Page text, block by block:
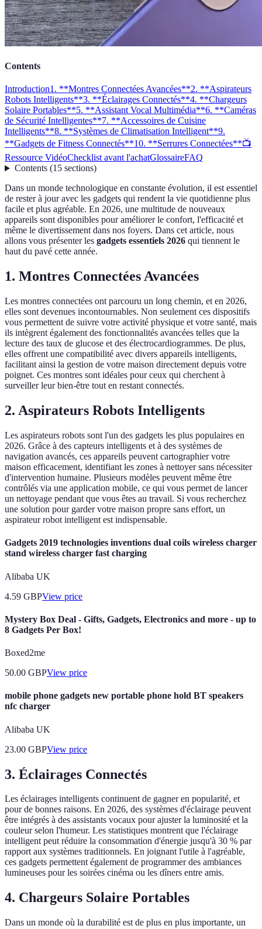
Contents
Introduction1. **Montres Connectées Avancées**2. **Aspirateurs
Robots Intelligents**3. **Éclairages Connectés**4. **Chargeurs
Solaire Portables**5. **Assistant Vocal Multimédia**6. **Caméras
de Sécurité Intelligentes**7. **Accessoires de Cuisine
Intelligents**8. **Systèmes de Climatisation Intelligent**9.
**Gadgets de Fitness Connectés**10. **Serrures Connectées**📺
Ressource VidéoChecklist avant l'achatGlossaireFAQ
Contents(15 sections)
Dans un monde technologique en constante évolution, il est essentiel
de rester à jour avec les gadgets qui rendent la vie quotidienne plus
facile et plus agréable. En 2026, une multitude de nouveaux
appareils sont disponibles pour améliorer le confort, l'efficacité et
même le divertissement dans nos foyers. Dans cet article, nous
allons vous présenter les gadgets essentiels 2026 qui tiennent le
haut du pavé cette année.
1. Montres Connectées Avancées
Les montres connectées ont parcouru un long chemin, et en 2026,
elles sont devenues incontournables. Non seulement ces dispositifs
vous permettent de suivre votre activité physique et votre santé, mais
ils intègrent également des fonctionnalités avancées telles que la
lecture des taux de glucose et des électrocardiogrammes. De plus,
elles offrent une compatibilité avec divers appareils intelligents,
facilitant ainsi la gestion de votre maison directement depuis votre
poignet. Ces montres sont idéales pour ceux qui cherchent à
surveiller leur bien-être tout en restant connectés.
2. Aspirateurs Robots Intelligents
Les aspirateurs robots sont l'un des gadgets les plus populaires en
2026. Grâce à des capteurs intelligents et à des systèmes de
navigation avancés, ces appareils peuvent cartographier votre
maison efficacement, identifiant les zones à nettoyer sans nécessiter
d'intervention humaine. Plusieurs modèles peuvent même être
contrôlés via une application mobile, ce qui vous permet de lancer
un nettoyage pendant que vous êtes au travail. Si vous recherchez
une solution pour garder votre maison propre sans effort, un
aspirateur robot intelligent est indispensable.
Gadgets 2019 technologies inventions dual coils wireless charger
stand wireless charger fast charging
Alibaba UK
4.59 GBPView price
Mystery Box Deal - Gifts, Gadgets, Electronics and more - up to
8 Gadgets Per Box!
Boxed2me
50.00 GBPView price
mobile phone gadgets new portable phone hold BT speakers
nfc charger
Alibaba UK
23.00 GBPView price
3. Éclairages Connectés
Les éclairages intelligents continuent de gagner en popularité, et
pour de bonnes raisons. En 2026, des systèmes d'éclairage peuvent
être intégrés à des assistants vocaux pour ajuster la luminosité et la
couleur selon l'humeur. Les statistiques montrent que l'éclairage
intelligent peut réduire la consommation d'énergie jusqu'à 30 % par
rapport aux systèmes traditionnels. En joignant l'utile à l'agréable,
ces gadgets permettent également de programmer des ambiances
lumineuses pour les soirées cinéma ou les dîners entre amis.
4. Chargeurs Solaire Portables
Dans un monde où la durabilité est de plus en plus importante, un